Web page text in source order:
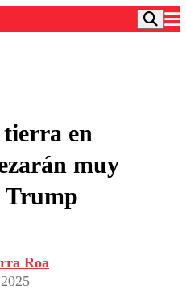
en medios
en
muy
Trump
Roa